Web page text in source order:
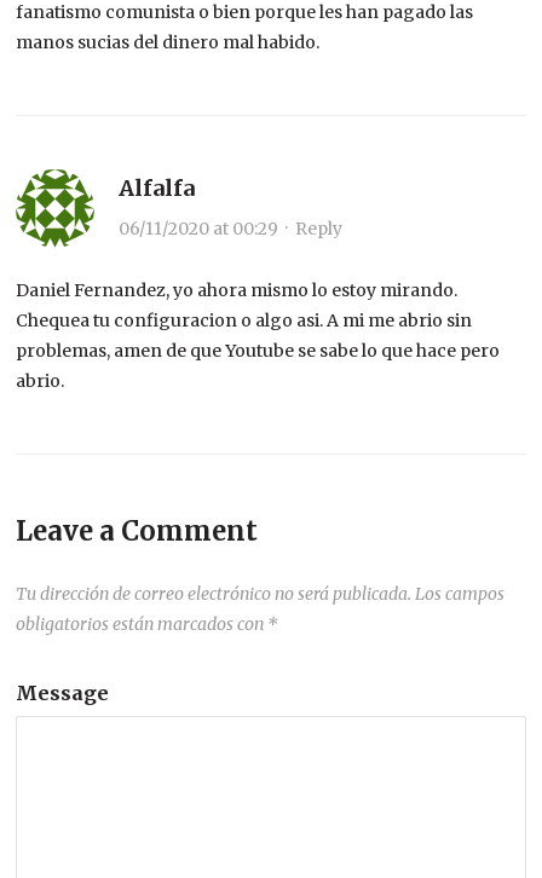
fanatismo comunista o bien porque les han pagado las
manos sucias del dinero mal habido.
Alfalfa
06/11/2020 at 00:29 · Reply
Daniel Fernandez, yo ahora mismo lo estoy mirando.
Chequea tu configuracion o algo asi. A mi me abrio sin
problemas, amen de que Youtube se sabe lo que hace pero
abrio.
Leave a Comment
Tu dirección de correo electrónico no será publicada. Los campos
obligatorios están marcados con *
Message